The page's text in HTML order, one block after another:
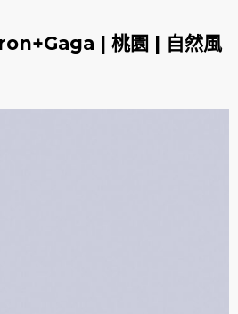
| 桃園 | 自然風